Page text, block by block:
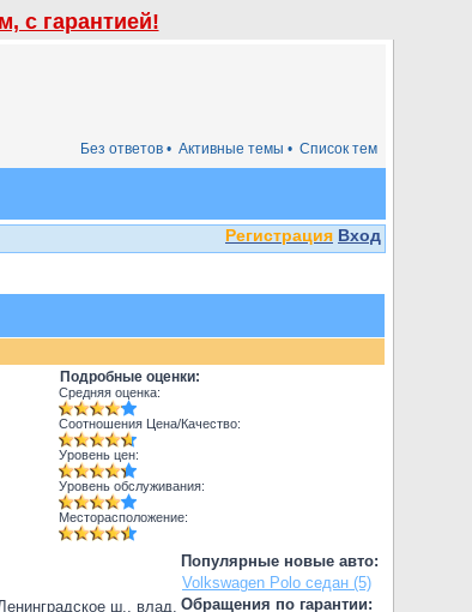
с гарантией!
Список тем
Активные темы •
Без ответов •
Регистрация Вход
Подробные оценки:
Средняя оценка:
Соотношения Цена/Качество:
Уровень цен:
Уровень обслуживания:
Месторасположение:
Популярные новые авто:
Volkswagen Polo седан (5)
Обращения по гарантии:
ш., влад.